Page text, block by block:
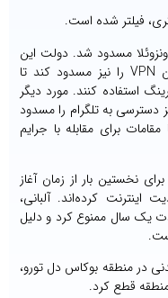
فیلتر شده است.
در ونزوئلا مسدود شد. دولت این
کشور، حتی تلاش کرد برخی ارائه‌دهندگان VPN‌ را نیز مسدود کند تا
استفاده کنند. مورد دیگر
ویتنام نیز دسترسی به تلگرام را مسدود
برای مقابله با جرایم
۲۰۲۵، دو کشور برای نخستین بار از زمان آغاز
کرده‌اند. آلبانی،
یک سال ممنوع کرد و دلیل
در منطقه بوکاس دل تورو،
قطع کرد.